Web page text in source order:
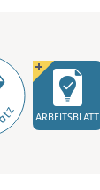
ARBEITSBLATT